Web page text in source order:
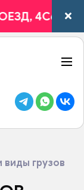
4С6.
виды грузов